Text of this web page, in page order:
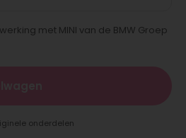
met MINI van de BMW Groep
onderdelen